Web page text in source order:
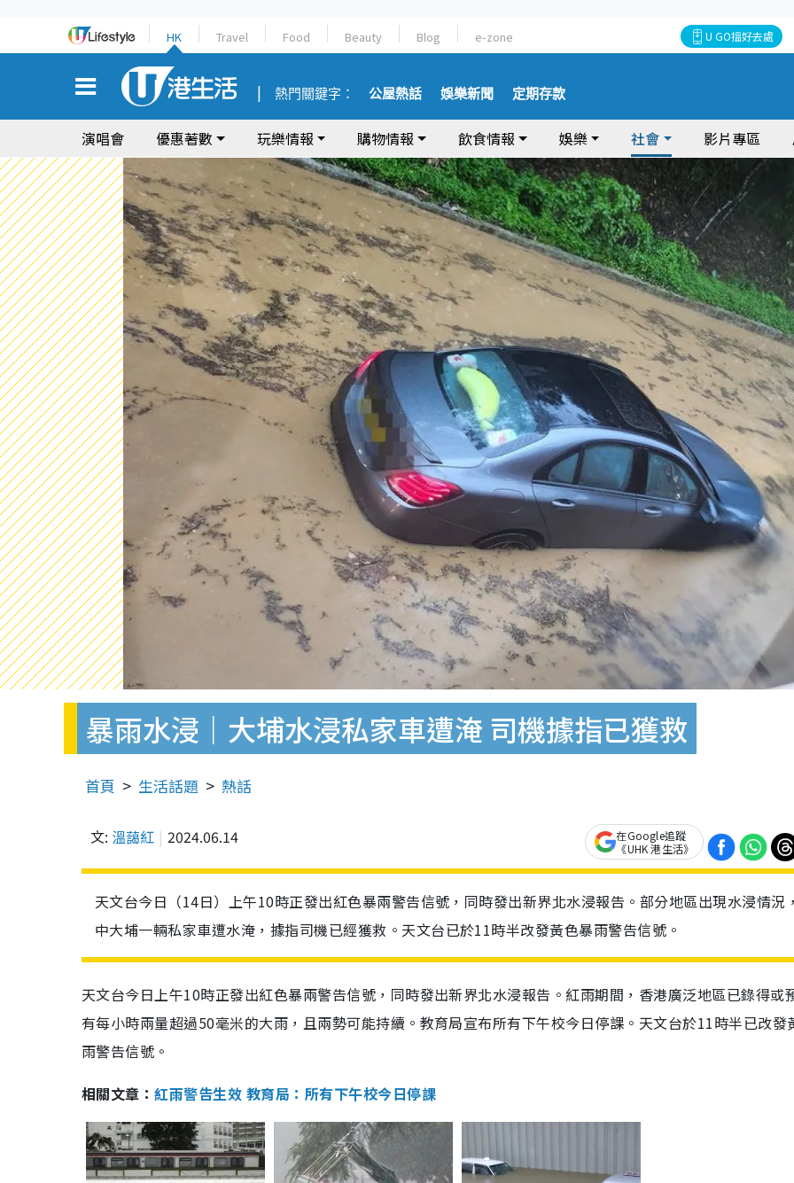
HK Travel Food Beauty Blog e-zone U GO搵好去處
熱門關鍵字： 公屋熱話 娛樂新聞 定期存款
演唱會 優惠著數 玩樂情報 購物情報 飲食情報 娛樂 社會 影片專區
暴雨水浸｜大埔水浸私家車遭淹 司機據指已獲救
首頁 生活話題 熱話
文: 溫藹紅 2024.06.14
在Google追蹤
《UHK 港生活》
天文台今日（14日）上午10時正發出紅色暴兩警告信號，同時發出新界北水浸報告。部分地區出現水浸情況
中大埔一輛私家車遭水淹，據指司機已經獲救。天文台已於11時半改發黃色暴雨警告信號。
天文台今日上午10時正發出紅色暴兩警告信號，同時發出新界北水浸報告。紅雨期間，香港廣泛地區已錄得或
有每小時兩量超過50毫米的大雨，且兩勢可能持續。教育局宣布所有下午校今日停課。天文台於11時半已改發
雨警告信號。
相關文章：紅雨警告生效 教育局：所有下午校今日停課